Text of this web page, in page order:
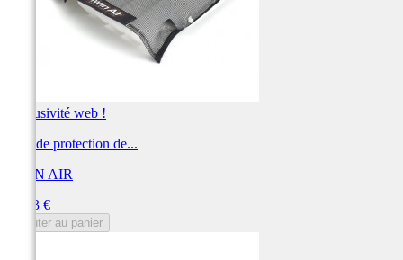
Exclusivité web !
Filet de protection de...
TWIN AIR
31,73 €
Ajouter au panier